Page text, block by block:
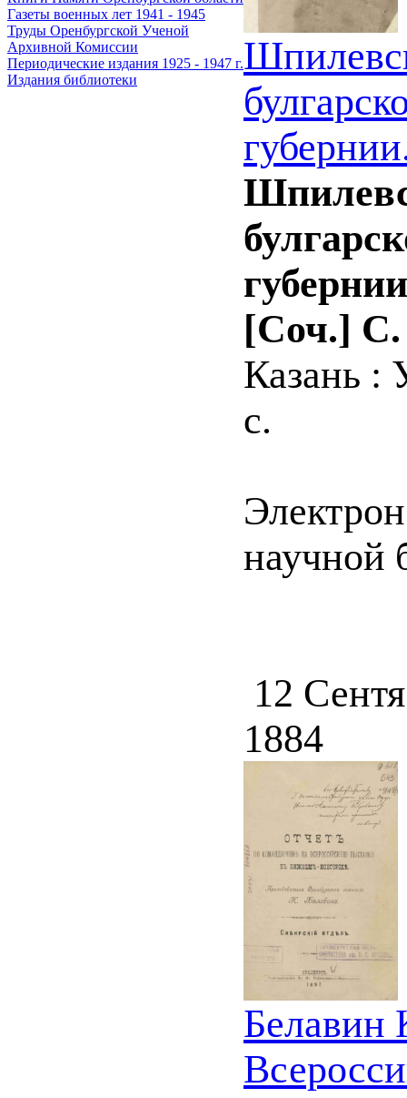
Газеты военных лет 1941 - 1945
Труды Оренбургской Ученой
Архивной Комиссии
Периодические издания 1925 - 1947 г.
Издания библиотеки
[Соч.]
Казань :
с.
научной
12
1884
Белавин